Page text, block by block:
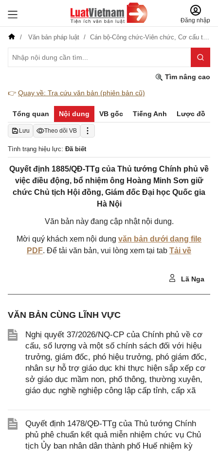
Đăng nhập
Văn bản pháp luật Cán bộ-Công chức-Viên chức, Cơ cấu tổ chức
Tìm nâng cao
👉 Quay về: Tra cứu văn bản (phiên bản cũ)
Tổng quan Nội dung VB gốc Tiếng Anh Lược đồ
Lưu Theo dõi VB
Tình trạng hiệu lực: Đã biết
Quyết định 1885/QĐ-TTg của Thủ tướng Chính phủ về
việc điều động, bổ nhiệm ông Hoàng Minh Sơn giữ
chức Chủ tịch Hội đồng, Giám đốc Đại học Quốc gia
Hà Nội
Văn bản này đang cập nhật nội dung.
Mời quý khách xem nội dung văn bản dưới dạng file
PDF. Để tải văn bản, vui lòng xem tại tab Tải về
Lã Nga
VĂN BẢN CÙNG LĨNH VỰC
Nghị quyết 37/2026/NQ-CP của Chính phủ về cơ
cấu, số lượng và một số chính sách đối với hiệu
trưởng, giám đốc, phó hiệu trưởng, phó giám đốc,
nhân sự hỗ trợ giáo dục khi thực hiện sắp xếp cơ
sở giáo dục mầm non, phổ thông, thường xuyên,
giáo dục nghề nghiệp công lập cấp tỉnh, cấp xã
Quyết định 1478/QĐ-TTg của Thủ tướng Chính
phủ phê chuẩn kết quả miễn nhiệm chức vụ Chủ
tịch Ủy ban nhân dân thành phố Huế nhiệm kỳ